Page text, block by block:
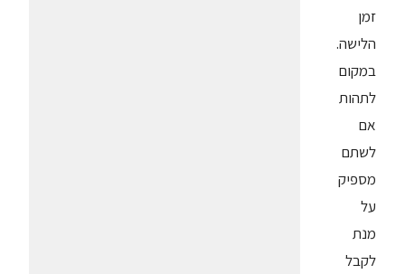
זמן
הלישה.
במקום
לתהות
אם
לשתם
מספיק
על
מנת
לקבל